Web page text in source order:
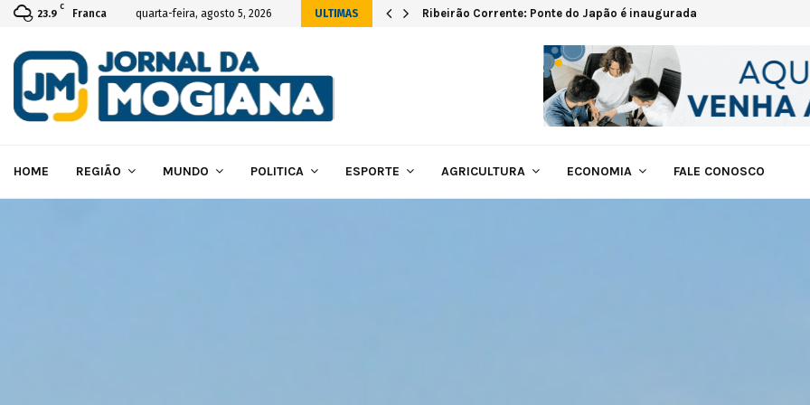
23.9
C
Franca quarta-feira, agosto 5, 2026 ULTIMAS
da construção das novas instalações… Ribeirão Corrente: Ponte do Japão é inaugurada
HOME REGIÃO MUNDO POLITICA ESPORTE AGRICULTURA ECONOMIA FALE CONOSCO